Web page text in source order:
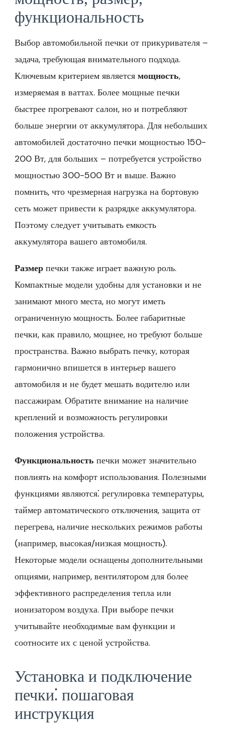
функциональность
Выбор автомобильной печки от прикуривателя –
задача, требующая внимательного подхода.
Ключевым критерием является мощность,
измеряемая в ваттах. Более мощные печки
быстрее прогревают салон, но и потребляют
больше энергии от аккумулятора. Для небольших
автомобилей достаточно печки мощностью 150-
200 Вт, для больших – потребуется устройство
мощностью 300-500 Вт и выше. Важно
помнить, что чрезмерная нагрузка на бортовую
сеть может привести к разрядке аккумулятора.
Поэтому следует учитывать емкость
аккумулятора вашего автомобиля.
Размер печки также играет важную роль.
Компактные модели удобны для установки и не
занимают много места, но могут иметь
ограниченную мощность. Более габаритные
печки, как правило, мощнее, но требуют больше
пространства. Важно выбрать печку, которая
гармонично впишется в интерьер вашего
автомобиля и не будет мешать водителю или
пассажирам. Обратите внимание на наличие
креплений и возможность регулировки
положения устройства.
Функциональность печки может значительно
повлиять на комфорт использования. Полезными
функциями являются⁚ регулировка температуры,
таймер автоматического отключения, защита от
перегрева, наличие нескольких режимов работы
(например, высокая/низкая мощность).
Некоторые модели оснащены дополнительными
опциями, например, вентилятором для более
эффективного распределения тепла или
ионизатором воздуха. При выборе печки
учитывайте необходимые вам функции и
соотносите их с ценой устройства.
Установка и подключение
печки⁚ пошаговая
инструкция